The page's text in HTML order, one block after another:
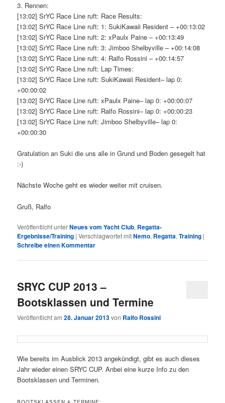
3. Rennen:
[13:02] SrYC Race Line ruft: Race Results:
[13:02] SrYC Race Line ruft: 1: SukiKawaii Resident – +00:13:02
[13:02] SrYC Race Line ruft: 2: xPaulx Paine – +00:13:49
[13:02] SrYC Race Line ruft: 3: Jimboo Shelbyville – +00:14:08
[13:02] SrYC Race Line ruft: 4: Ralfo Rossini – +00:14:57
[13:02] SrYC Race Line ruft: Lap Times:
[13:02] SrYC Race Line ruft: SukiKawaii Resident– lap 0:
+00:00:02
[13:02] SrYC Race Line ruft: xPaulx Paine– lap 0: +00:00:07
[13:02] SrYC Race Line ruft: Ralfo Rossini– lap 0: +00:00:23
[13:02] SrYC Race Line ruft: Jimboo Shelbyville– lap 0:
+00:00:30
Gratulation an Suki die uns alle in Grund und Boden gesegelt hat
:-)
Nächste Woche geht es wieder weiter mit cruisen.
Gruß, Ralfo
Veröffentlicht unterNeues vom Yacht Club, Regatta-
Ergebnisse/Training |Verschlagwortet mitNemo, Regatta,Training |
Schreibe einen Kommentar
SRYC CUP 2013 –
Bootsklassen und Termine
Veröffentlicht am28. Januar 2013von Ralfo Rossini
Wie bereits im Ausblick 2013 angekündigt, gibt es auch dieses
Jahr wieder einen SRYC CUP. Anbei eine kurze Info zu den
Bootsklassen und Terminen.